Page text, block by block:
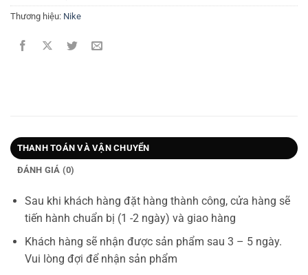
Thương hiệu: Nike
THANH TOÁN VÀ VẬN CHUYỂN
ĐÁNH GIÁ (0)
Sau khi khách hàng đặt hàng thành công, cửa hàng sẽ
tiến hành chuẩn bị (1 -2 ngày) và giao hàng
Khách hàng sẽ nhận được sản phẩm sau 3 – 5 ngày.
Vui lòng đợi để nhận sản phẩm